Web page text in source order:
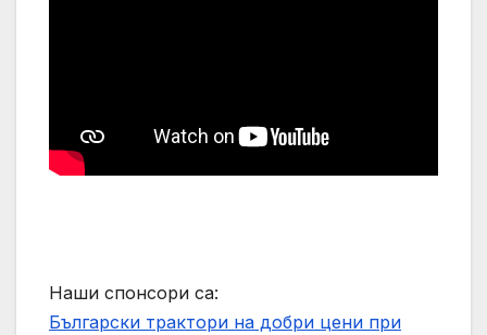
Наши спонсори са:
Български трактори на добри цени при